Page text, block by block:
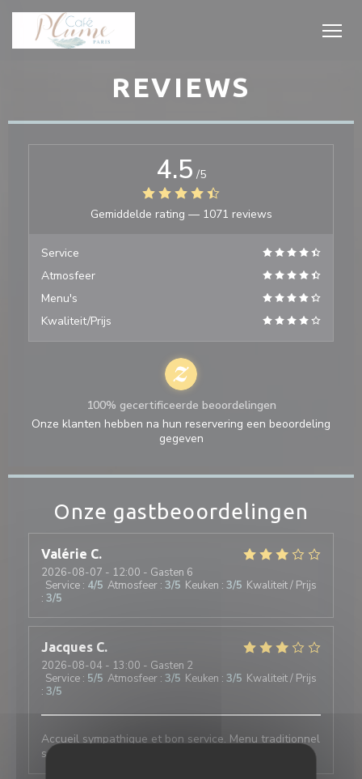
Cookies beheer paneel
REVIEWS
Onze gastbeoordelingen
Valérie C
2026-08-07 - 12:00 - Gasten 6
Service : 4/5 Atmosfeer : 3/5 Keuken : 3/5 Kwaliteit / Prijs
: 3/5
Jacques C
2026-08-04 - 13:00 - Gasten 2
Service : 5/5 Atmosfeer : 3/5 Keuken : 3/5 Kwaliteit / Prijs
: 3/5
Accueil sympathique et bon service. Menu traditionnel
sans surprise, bon mais rien d'extraordinaire.
4.5 /5
Gemiddelde rating — 1071 reviews
Service
Atmosfeer
Menu's
Kwaliteit/Prijs
100% gecertificeerde beoordelingen
Onze klanten hebben na hun reservering een beoordeling
gegeven